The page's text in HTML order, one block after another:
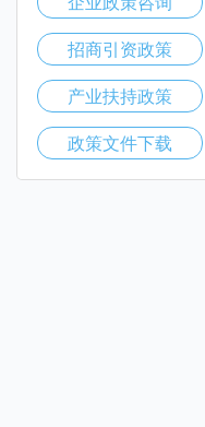
招商引资政策
产业扶持政策
政策文件下载